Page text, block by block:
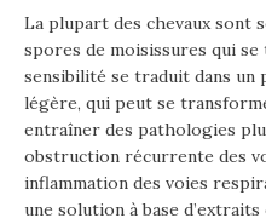
La plupart des chevaux sont
spores de moisissures qui
sensibilité se traduit dans
légère, qui peut se
entraîner des pathologies
obstruction récurrente des
inflammation des voies
une solution à base